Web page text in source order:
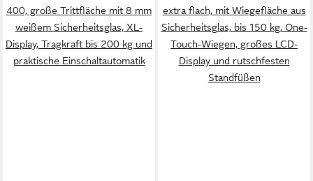
400, große Trittfläche mit 8 mm
weißem Sicherheitsglas, XL-
Display, Tragkraft bis 200 kg und
praktische Einschaltautomatik
extra flach, mit Wiegefläche aus
Sicherheitsglas, bis 150 kg, One-
Touch-Wiegen, großes LCD-
Display und rutschfesten
Standfüßen